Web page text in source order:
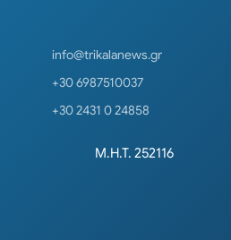
info@trikalanews.gr
+30 6987510037
+30 2431 0 24858
Μ.Η.Τ. 252116